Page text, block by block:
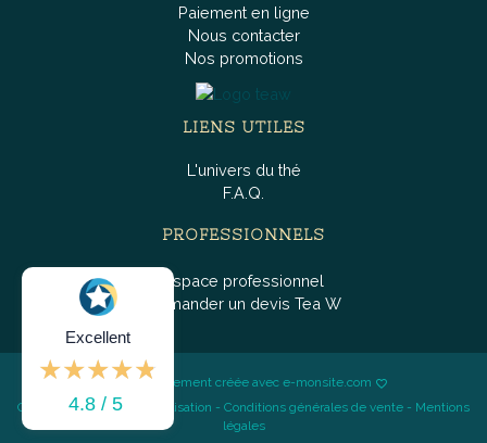
Paiement en ligne
Nous contacter
Nos promotions
LIENS UTILES
L'univers du thé
F.A.Q.
PROFESSIONNELS
Espace professionnel
Demander un devis Tea W
Boutique fièrement créée avec e-monsite.com
Conditions générales d'utilisation - Conditions générales de vente - Mentions
légales
Excellent
4.8 / 5